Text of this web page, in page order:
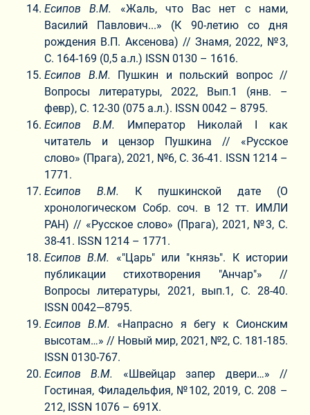
Есипов В.М.
«Жаль, что Вас нет с нами,
Василий Павлович...» (К 90-летию со дня
рождения В.П. Аксенова) // Знамя, 2022, №3,
С. 164-169 (0,5 а.л.) ISSN 0130 – 1616.
Есипов В.М. Пушкин и польский вопрос //
Вопросы литературы, 2022, Вып.1 (янв. –
февр), С. 12-30 (075 а.л.). ISSN 0042 – 8795.
Есипов В.М.
Император Николай I как
читатель и цензор Пушкина // «Русское
слово» (Прага), 2021, №6, С. 36-41. ISSN 1214 –
1771.
Есипов В.М.
К пушкинской дате (О
хронологическом Собр. соч. в 12 тт. ИМЛИ
РАН) // «Русское слово» (Прага), 2021, №3, С.
38-41. ISSN 1214 – 1771.
Есипов В.М.
«"Царь" или "князь". К истории
публикации стихотворения "Анчар"» //
Вопросы литературы, 2021, вып.1, С. 28-40.
ISSN 0042—8795.
Есипов В.М.
«Напрасно я бегу к Сионским
высотам…» // Новый мир, 2021, №2, С. 181-185.
ISSN 0130-767.
Есипов В.М. «Швейцар запер двери…» //
Гостиная, Филадельфия, №102, 2019, С. 208 –
212, ISSN 1076 – 691Х.